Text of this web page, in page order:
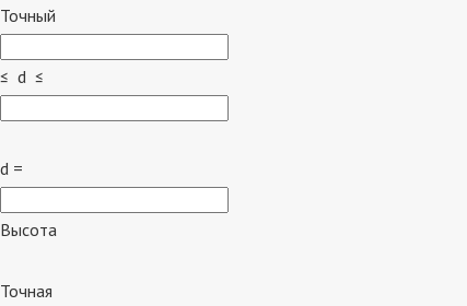
Точный
≤ d ≤
d =
Высота
Точная